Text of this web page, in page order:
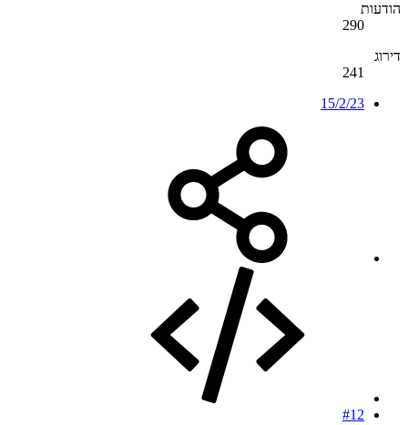
הודעות
290
דירוג
241
15/2/23
#12